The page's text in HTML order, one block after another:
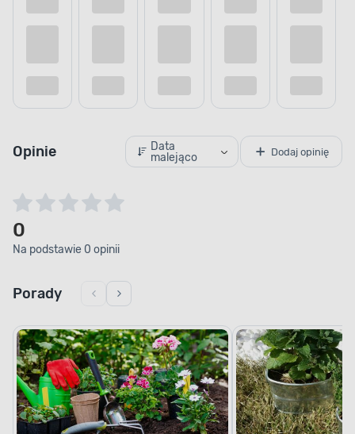
Opinie
Data
malejąco
Dodaj opinię
0
Na podstawie 0 opinii
Porady